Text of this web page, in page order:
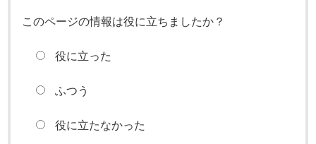
このページの情報は役に立ちましたか？
役に立った
ふつう
役に立たなかった